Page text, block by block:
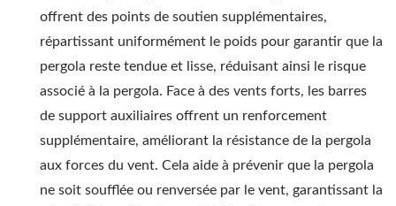
offrent des points de soutien supplémentaires,
répartissant uniformément le poids pour garantir que la
pergola reste tendue et lisse, réduisant ainsi le risque
associé à la pergola. Face à des vents forts, les barres
de support auxiliaires offrent un renforcement
supplémentaire, améliorant la résistance de la pergola
aux forces du vent. Cela aide à prévenir que la pergola
ne soit soufflée ou renversée par le vent, garantissant la